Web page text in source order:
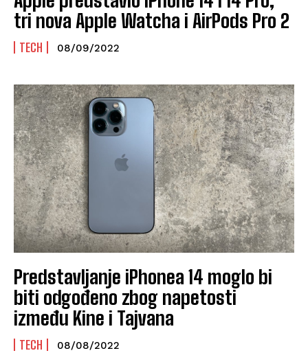
tri nova Apple Watcha i AirPods Pro 2
TECH 08/09/2022
Predstavljanje iPhonea 14 moglo bi
biti odgođeno zbog napetosti
između Kine i Tajvana
TECH 08/08/2022